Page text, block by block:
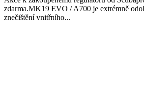
zdarma.MK19 EVO / A700 je extrémně
znečištění vnitřního...